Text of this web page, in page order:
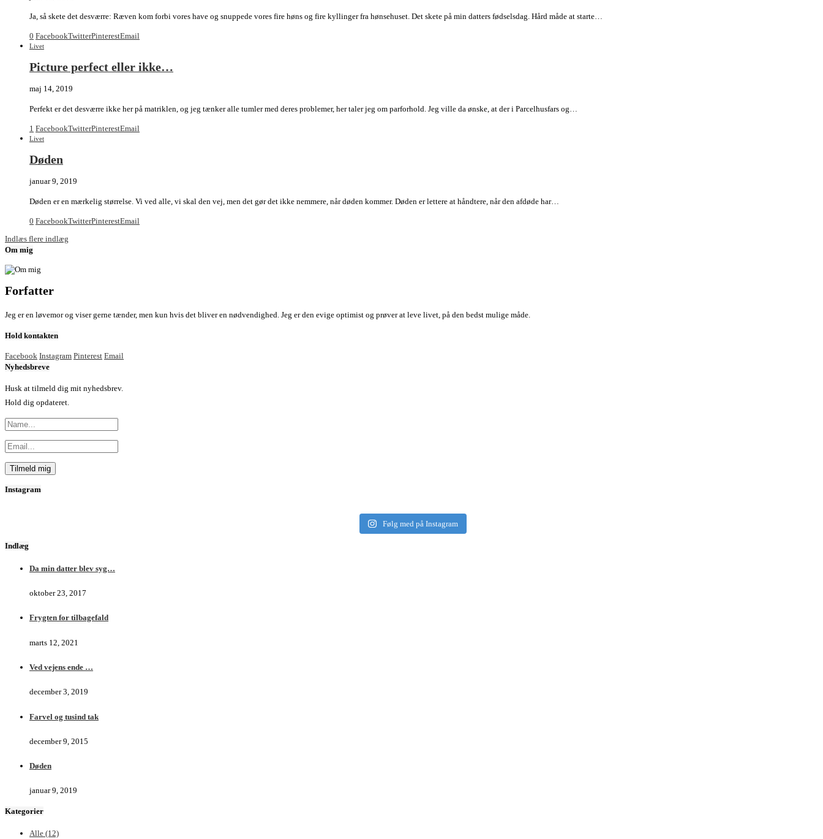
Ja, så skete det desværre: Ræven kom forbi vores have og snuppede vores fire høns og fire kyllinger fra hønsehuset. Det skete på min datters fødselsdag. Hård måde at starte…
0 FacebookTwitterPinterestEmail
Livet
Picture perfect eller ikke…
maj 14, 2019
Perfekt er det desværre ikke her på matriklen, og jeg tænker alle tumler med deres problemer, her taler jeg om parforhold. Jeg ville da ønske, at der i Parcelhusfars og…
1 FacebookTwitterPinterestEmail
Livet
Døden
januar 9, 2019
Døden er en mærkelig størrelse. Vi ved alle, vi skal den vej, men det gør det ikke nemmere, når døden kommer. Døden er lettere at håndtere, når den afdøde har…
0 FacebookTwitterPinterestEmail
Indlæs flere indlæg
Om mig
Forfatter
Jeg er en løvemor og viser gerne tænder, men kun hvis det bliver en nødvendighed. Jeg er den evige optimist og prøver at leve livet, på den bedst mulige måde.
Hold kontakten
Facebook Instagram Pinterest Email
Nyhedsbreve
Husk at tilmeld dig mit nyhedsbrev.
Hold dig opdateret.
Instagram
Følg med på Instagram
Indlæg
Da min datter blev syg…
oktober 23, 2017
Frygten for tilbagefald
marts 12, 2021
Ved vejens ende …
december 3, 2019
Farvel og tusind tak
december 9, 2015
Døden
januar 9, 2019
Kategorier
Alle (12)